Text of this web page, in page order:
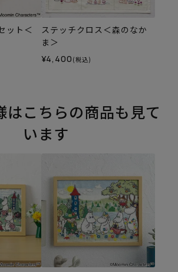
ット＜
ステッチクロス＜森のなか
ま＞
¥4,400 (税込)
はこちらの商品も見て
います